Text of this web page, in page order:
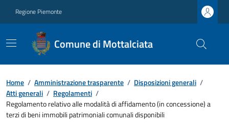
Regione Piemonte
Comune di Mottalciata
Home / Amministrazione trasparente / Disposizioni generali /
Atti generali / Regolamenti /
Regolamento relativo alle modalità di affidamento (in concessione) a
terzi di beni immobili patrimoniali comunali disponibili